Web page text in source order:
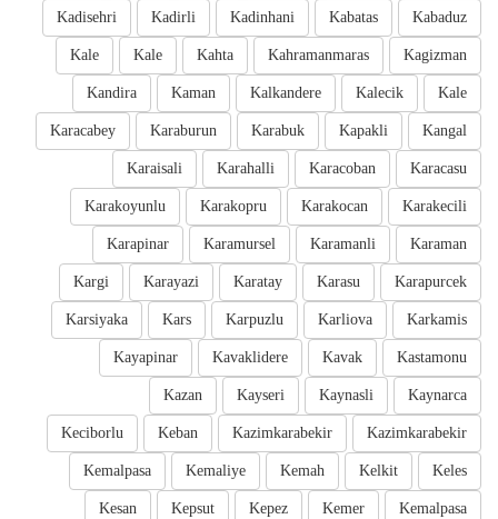
Kabaduz
Kabatas
Kadinhani
Kadirli
Kadisehri
Kagizman
Kahramanmaras
Kahta
Kale
Kale
Kale
Kalecik
Kalkandere
Kaman
Kandira
Kangal
Kapakli
Karabuk
Karaburun
Karacabey
Karacasu
Karacoban
Karahalli
Karaisali
Karakecili
Karakocan
Karakopru
Karakoyunlu
Karaman
Karamanli
Karamursel
Karapinar
Karapurcek
Karasu
Karatay
Karayazi
Kargi
Karkamis
Karliova
Karpuzlu
Kars
Karsiyaka
Kastamonu
Kavak
Kavaklidere
Kayapinar
Kaynarca
Kaynasli
Kayseri
Kazan
Kazimkarabekir
Kazimkarabekir
Keban
Keciborlu
Keles
Kelkit
Kemah
Kemaliye
Kemalpasa
Kemalpasa
Kemer
Kepez
Kepsut
Kesan